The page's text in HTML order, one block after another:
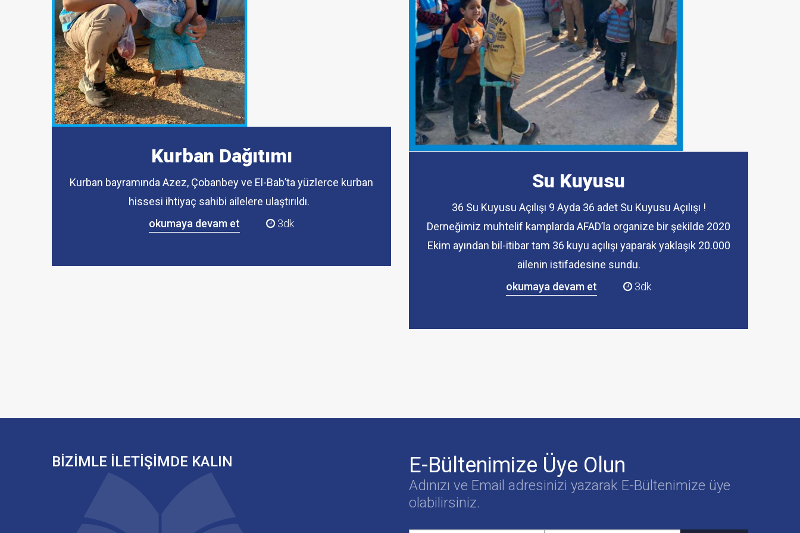
çocuklara umut ve...
birlik ve beraberliğimizi pekişt...
önemli ‘un temini’...
Kurban Dağıtımı
Kurban bayramında Azez, Çobanbey ve El-Bab’ta yüzlerce kurban
hissesi ihtiyaç sahibi ailelere ulaştırıldı.
okumaya devam et
3dk
Su Kuyusu
36 Su Kuyusu Açılışı 9 Ayda 36 adet Su Kuyusu Açılışı !
Derneğimiz muhtelif kamplarda AFAD’la organize bir şekilde 2020
Ekim ayından bil-itibar tam 36 kuyu açılışı yaparak yaklaşık 20.000
ailenin istifadesine sundu.
okumaya devam et
3dk
BİZİMLE İLETİŞİMDE KALIN E-Bültenimize Üye Olun
Adınızı ve Email adresinizi yazarak E-Bültenimize üye
olabilirsiniz.